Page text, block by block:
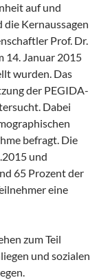
auf und
die Kernaussagen
Prof. Dr.
14. Januar 2015
wurden. Das
der PEGIDA-
Dabei
befragt. Die
und
65 Prozent der
eine
zum Teil
und sozialen